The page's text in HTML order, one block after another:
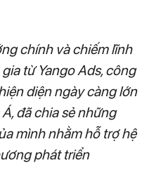
chính và chiếm lĩnh
từ Yango Ads, công
diện ngày càng lớn
đã chia sẻ những
mình nhằm hỗ trợ hệ
phát triển